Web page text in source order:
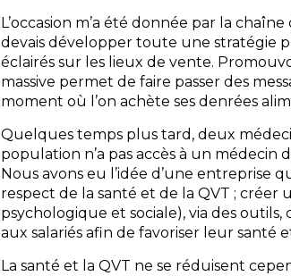
L’occasion m’a été donnée par la
devais développer toute une stratégie
éclairés sur les lieux de vente.
massive permet de faire passer des
moment où l’on achète ses denrées
Quelques temps plus tard, deux
population n’a pas accès à un médecin
Nous avons eu l’idée d’une entreprise
respect de la santé et de la QVT ;
psychologique et sociale), via des
aux salariés afin de favoriser leur santé
La santé et la QVT ne se réduisent